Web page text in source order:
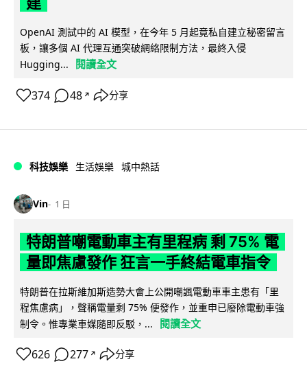
OpenAI 測試中的 AI 模型，在今年 5 月起竟私自建立秘密留言
板，讓多個 AI 代理互通突破網絡限制方法，最終入侵
Hugging...
閱讀全文
374 48 ↗ 分享
科技娛樂 生活娛樂 城中熱話
Vin 1 日
特朗普嘲電動車主有里程病 剩 75% 電
量即焦慮發作 狂言一手終結電車指令
特朗普在拉斯維加斯造勢大會上公開嘲諷電動車車主患有「里
程焦慮病」，聲稱電量剩 75% 便發作，並重申已廢除電動車強
制令。惟專業車媒隨即反駁，...
閱讀全文
626 277 ↗ 分享